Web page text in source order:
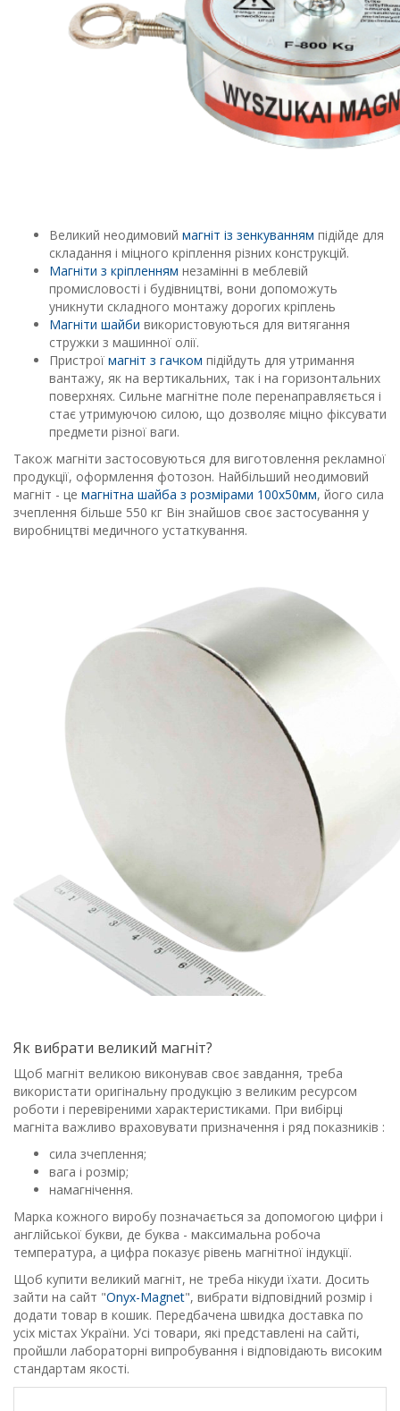
Великий неодимовий магніт із зенкуванням підійде для
складання і міцного кріплення різних конструкцій.
Магніти з кріпленням незамінні в меблевій
промисловості і будівництві, вони допоможуть
уникнути складного монтажу дорогих кріплень
Магніти шайби використовуються для витягання
стружки з машинної олії.
Пристрої магніт з гачком підійдуть для утримання
вантажу, як на вертикальних, так і на горизонтальних
поверхнях. Сильне магнітне поле перенаправляється і
стає утримуючою силою, що дозволяє міцно фіксувати
предмети різної ваги.
Також магніти застосовуються для виготовлення рекламної
продукції, оформлення фотозон. Найбільший неодимовий
магніт - це магнітна шайба з розмірами 100х50мм, його сила
зчеплення більше 550 кг Він знайшов своє застосування у
виробництві медичного устаткування.
Як вибрати великий магніт?
Щоб магніт великою виконував своє завдання, треба
використати оригінальну продукцію з великим ресурсом
роботи і перевіреними характеристиками. При вибірці
магніта важливо враховувати призначення і ряд показників :
сила зчеплення;
вага і розмір;
намагнічення.
Марка кожного виробу позначається за допомогою цифри і
англійської букви, де буква - максимальна робоча
температура, а цифра показує рівень магнітної індукції.
Щоб купити великий магніт, не треба нікуди їхати. Досить
зайти на сайт "Onyx-Magnet", вибрати відповідний розмір і
додати товар в кошик. Передбачена швидка доставка по
усіх містах України. Усі товари, які представлені на сайті,
пройшли лабораторні випробування і відповідають високим
стандартам якості.